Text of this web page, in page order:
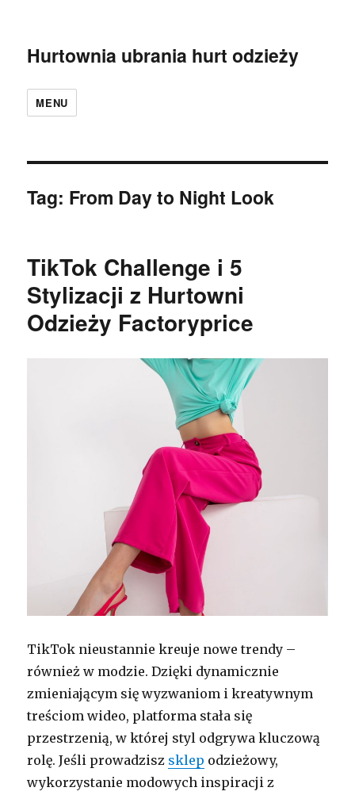
Hurtownia ubrania hurt odzieży
MENU
Tag: From Day to Night Look
TikTok Challenge i 5
Stylizacji z Hurtowni
Odzieży Factoryprice
TikTok nieustannie kreuje nowe trendy –
również w modzie. Dzięki dynamicznie
zmieniającym się wyzwaniom i kreatywnym
treściom wideo, platforma stała się
przestrzenią, w której styl odgrywa kluczową
rolę. Jeśli prowadzisz sklep odzieżowy,
wykorzystanie modowych inspiracji z